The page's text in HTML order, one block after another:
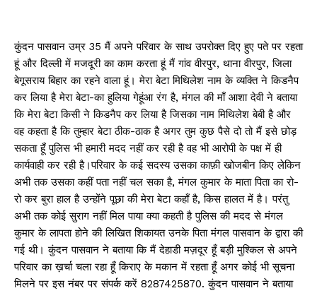
कुंदन पासवान उम्र 35 मैं अपने परिवार के साथ उपरोक्त दिए हुए पते पर रहता
हूं और दिल्ली में मजदूरी का काम करता हूं मैं गांव वीरपुर, थाना वीरपुर, जिला
बेगूसराय बिहार का रहने वाला हूं। मेरा बेटा मिथिलेश नाम के व्यक्ति ने किडनैप
कर लिया है मेरा बेटा-का हुलिया गेहूंआ रंग है, मंगल की माँ आशा देवी ने बताया
कि मेरा बेटा किसी ने किडनैप कर लिया है जिसका नाम मिथिलेश बेबी है और
वह कहता है कि तुम्हार बेटा ठीक-ठाक है अगर तुम कुछ पैसे दो तो मैं इसे छोड़
सकता हूँ पुलिस भी हमारी मदद नहीं कर रही है वह भी आरोपी के पक्ष में ही
कार्यवाही कर रही है।परिवार के कई सदस्य उसका काफ़ी खोजबीन किए लेकिन
अभी तक उसका कहीं पता नहीं चल सका है, मंगल कुमार के माता पिता का रो-
रो कर बुरा हाल है उन्होंने पूछा की मेरा बेटा कहाँ है, किस हालत में है। परंतु
अभी तक कोई सुराग नहीं मिल पाया क्या कहती है पुलिस की मदद से मंगल
कुमार के लापता होने की लिखित शिकायत उनके पिता मंगल पासवान के द्वारा की
गई थी। कुंदन पासवान ने बताया कि मैं देहाडी मज़दूर हूँ बड़ी मुश्किल से अपने
परिवार का ख़र्चा चला रहा हूँ किराए के मकान में रहता हूँ अगर कोई भी सूचना
मिलने पर इस नंबर पर संपर्क करें 8287425870. कुंदन पासवान ने बताया